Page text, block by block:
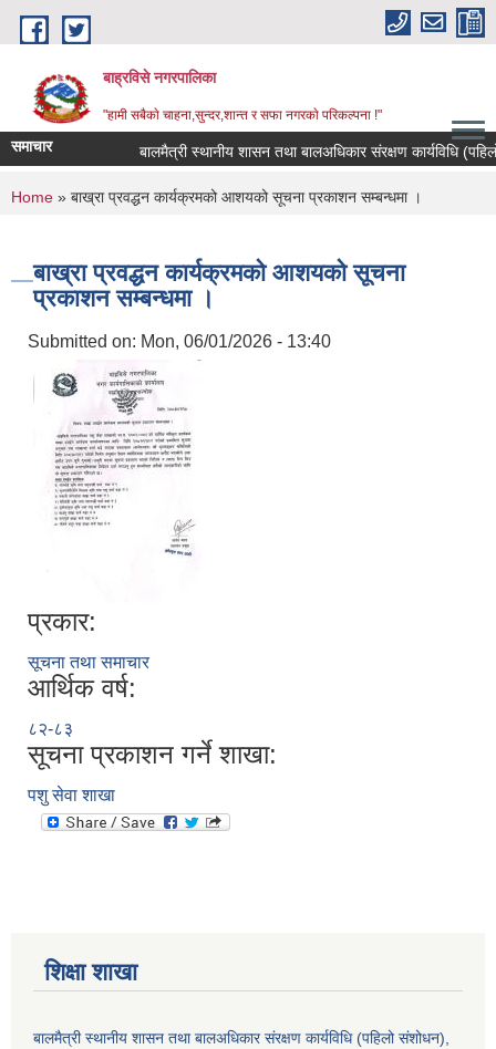
Skip to main content
बाह्रविसे नगरपालिका
"हामी सबैकाे चाहना,सुन्दर,शान्त र सफा नगरकाे परिकल्पना !"
समाचार बालमैत्री स्थानीय शासन तथा बालअधिकार संरक्षण कार्यविधि
You are here
Home » बाख्रा प्रवद्धन कार्यक्रमको आशयको सूचना प्रकाशन सम्बन्धमा ।
बाख्रा प्रवद्धन कार्यक्रमको आशयको सूचना
प्रकाशन सम्बन्धमा ।
Submitted on: Mon, 06/01/2026 - 13:40
प्रकार:
सूचना तथा समाचार
आर्थिक वर्ष:
८२-८३
सूचना प्रकाशन गर्ने शाखा:
पशु सेवा शाखा
शिक्षा शाखा
बालमैत्री स्थानीय शासन तथा बालअधिकार संरक्षण कार्यविधि (पहिलो संशोधन),